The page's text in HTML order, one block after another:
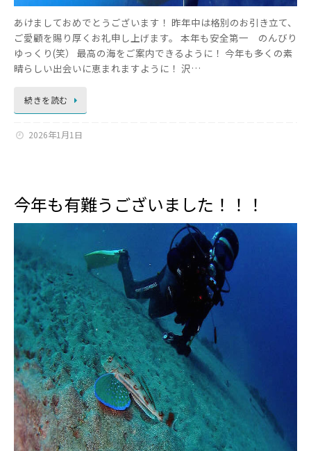
あけましておめでとうございます！ 昨年中は格別のお引き立て、
ご愛顧を賜り厚くお礼申し上げます。 本年も安全第一 のんびり
ゆっくり(笑） 最高の海をご案内できるように！ 今年も多くの素
晴らしい出会いに恵まれますように！ 沢…
続きを読む
2026年1月1日
今年も有難うございました！！！